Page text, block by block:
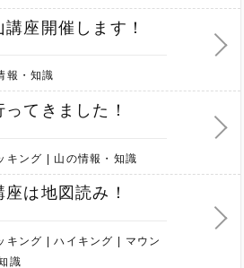
座開催します！
報・知識
てきました！
キング 山の情報・知識
は地図読み！
キング ハイキング
マウン
識